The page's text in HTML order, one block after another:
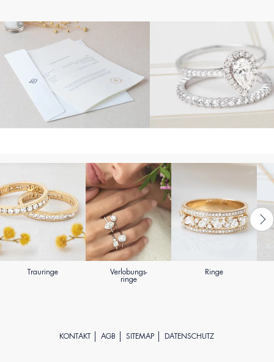
Trauringe Verlobungs-
ringe
Ringe
KONTAKT AGB SITEMAP DATENSCHUTZ